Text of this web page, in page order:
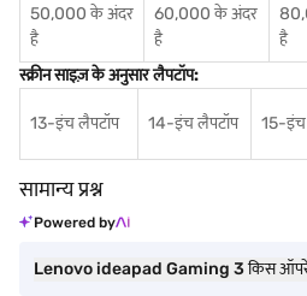
50,000 के अंदर
है
60,000 के अंदर
है
है
स्क्रीन साइज़ के अनुसार लैपटॉप:
13-इंच लैपटॉप 14-इंच लैपटॉप 15-इंच
सामान्य प्रश्न
Powered by
Lenovo ideapad Gaming 3 किस